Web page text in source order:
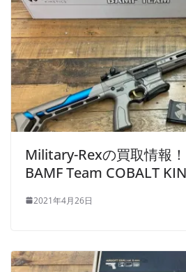
Military-Rexの買取情報
BAMF Team COBALT
2021年4月26日